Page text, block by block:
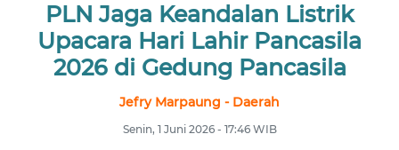
PLN Jaga Keandalan Listrik
Upacara Hari Lahir Pancasila
2026 di Gedung Pancasila
Jefry Marpaung - Daerah
Senin, 1 Juni 2026 - 17:46 WIB
NASIONAL
DAERAH